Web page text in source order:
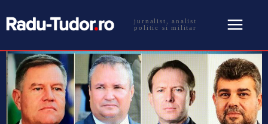
jurnalist, analist
politic si militar